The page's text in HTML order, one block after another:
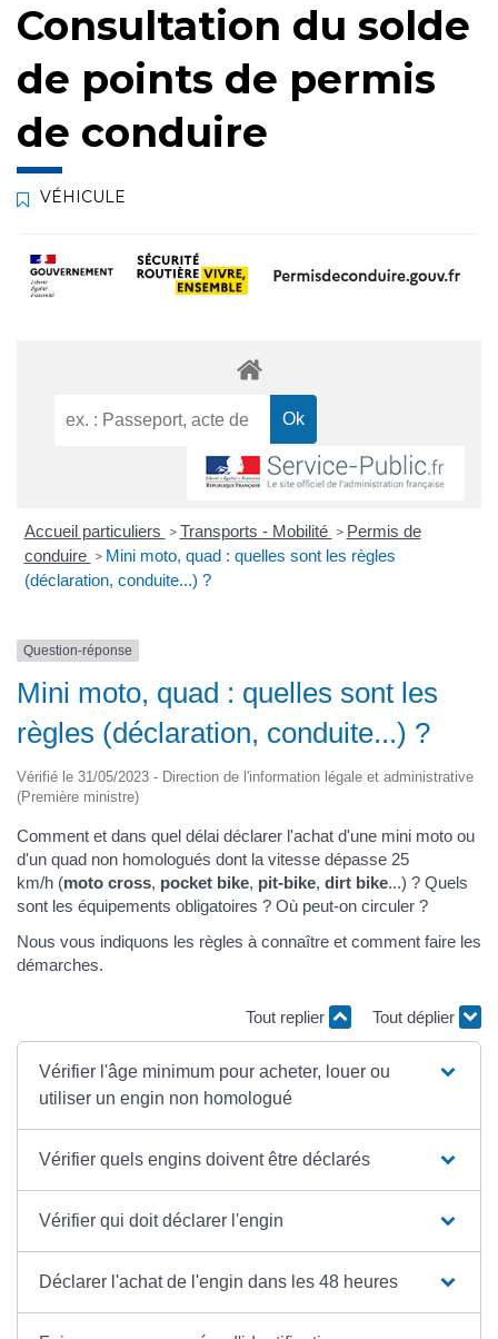
Consultation du solde
de points de permis
de conduire
VÉHICULE
Accueil particuliers > Transports - Mobilité > Permis de
conduire > Mini moto, quad : quelles sont les règles
(déclaration, conduite...) ?
Question-réponse
Mini moto, quad : quelles sont les
règles (déclaration, conduite...) ?
Vérifié le 31/05/2023 - Direction de l'information légale et administrative
(Première ministre)
Comment et dans quel délai déclarer l'achat d'une mini moto ou
d'un quad non homologués dont la vitesse dépasse 25
km/h (moto cross, pocket bike, pit-bike, dirt bike...) ? Quels
sont les équipements obligatoires ? Où peut-on circuler ?
Nous vous indiquons les règles à connaître et comment faire les
démarches.
Tout replier Tout déplier
Vérifier l'âge minimum pour acheter, louer ou
utiliser un engin non homologué
Vérifier quels engins doivent être déclarés
Vérifier qui doit déclarer l'engin
Déclarer l'achat de l'engin dans les 48 heures